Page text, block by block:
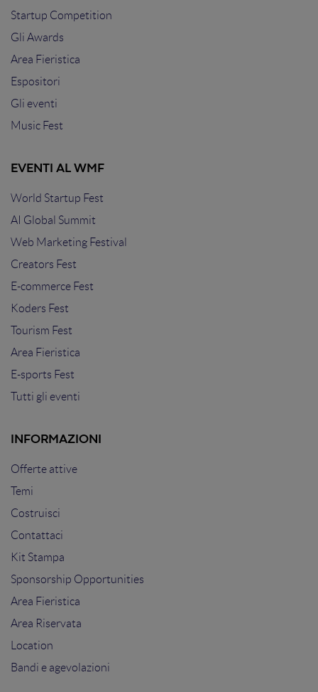
Startup Competition
Gli Awards
Area Fieristica
Espositori
Gli eventi
Music Fest
EVENTI AL WMF
World Startup Fest
AI Global Summit
Web Marketing Festival
Creators Fest
E-commerce Fest
Koders Fest
Tourism Fest
Area Fieristica
E-sports Fest
Tutti gli eventi
INFORMAZIONI
Offerte attive
Temi
Costruisci
Contattaci
Kit Stampa
Sponsorship Opportunities
Area Fieristica
Area Riservata
Location
Bandi e agevolazioni